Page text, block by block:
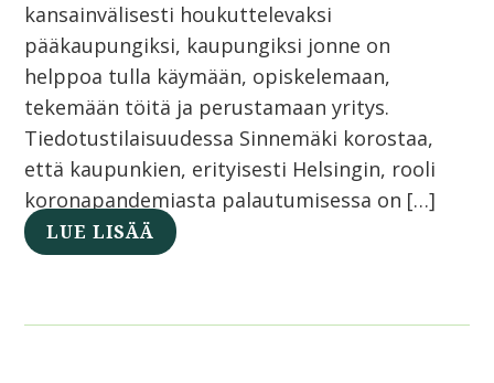
kansainvälisesti houkuttelevaksi
pääkaupungiksi, kaupungiksi jonne on
helppoa tulla käymään, opiskelemaan,
tekemään töitä ja perustamaan yritys.
Tiedotustilaisuudessa Sinnemäki korostaa,
että kaupunkien, erityisesti Helsingin, rooli
koronapandemiasta palautumisessa on […]
LUE LISÄÄ